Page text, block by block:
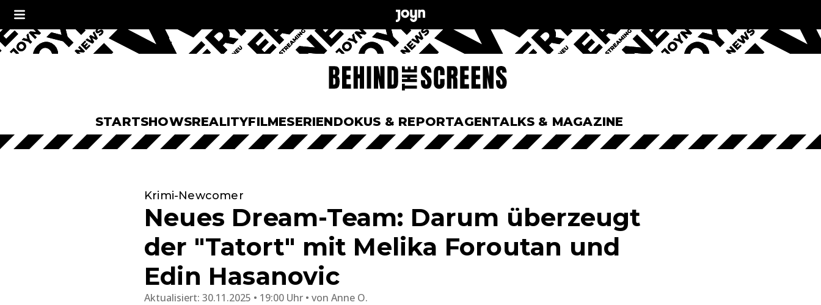
STARTSHOWSREALITYFILMESERIENDOKUS & REPORTAGENTALKS & MAGAZINE
Krimi-Newcomer
Neues Dream-Team: Darum überzeugt
der "Tatort" mit Melika Foroutan und
Edin Hasanovic
Aktualisiert: 30.11.2025 • 19:00 Uhr von Anne O.